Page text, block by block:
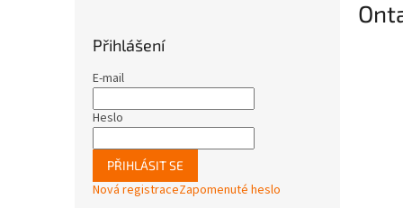
Přihlášení
E-mail
Heslo
PŘIHLÁSIT SE
Nová registraceZapomenuté heslo